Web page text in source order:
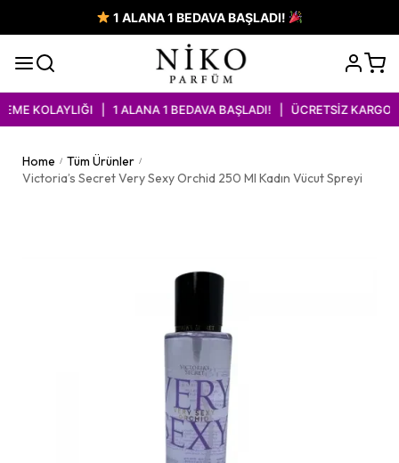
1 ALANA 1 BEDAVA BAŞLADI!
KOLAYLIĞI | 1 ALANA 1 BEDAVA BAŞLADI! | ÜCRETSİZ KARGO
Home / Tüm Ürünler /
Victoria’s Secret Very Sexy Orchid 250 Ml Kadın Vücut Spreyi